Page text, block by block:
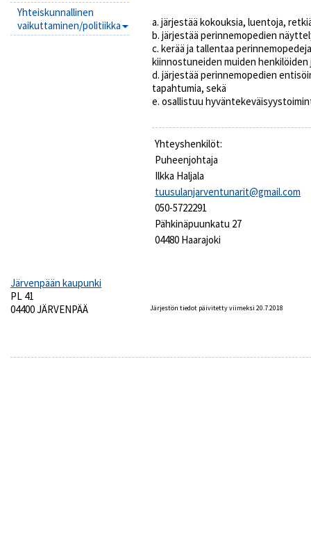
Yhteiskunnallinen
vaikuttaminen/politiikka
a. järjestää kokouksia, luentoja,
b. järjestää perinnemopedien
c. kerää ja tallentaa
kiinnostuneiden muiden
d. järjestää perinnemopedien
tapahtumia, sekä
e. osallistuu
Yhteyshenkilöt:
Puheenjohtaja
Ilkka Haljala
tuusulanjarventunarit@gmail.com
050-5722291
Pähkinäpuunkatu 27
04480 Haarajoki
Järjestön tiedot päivitetty viimeksi 20.7.2018
Järvenpään kaupunki
PL 41
04400 JÄRVENPÄÄ